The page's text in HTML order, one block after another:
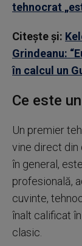
tehnocrat
Citește și:
Grindeanu:
în calcul un
Ce este
Un premier
vine direct din
în general,
profesională,
cuvinte,
înalt calificat
clasic.